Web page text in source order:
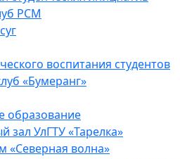
РСМ
воспитания студентов
«Бумеранг»
образование
зал УлГТУ «Тарелка»
«Северная волна»